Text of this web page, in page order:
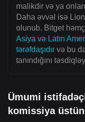
malikdir və ya
Daha əvvəl isə
olunub. Bitget
Asiya və Latın
tərəfdaşıdır və bu
tanındığını
Ümumi
komissiya